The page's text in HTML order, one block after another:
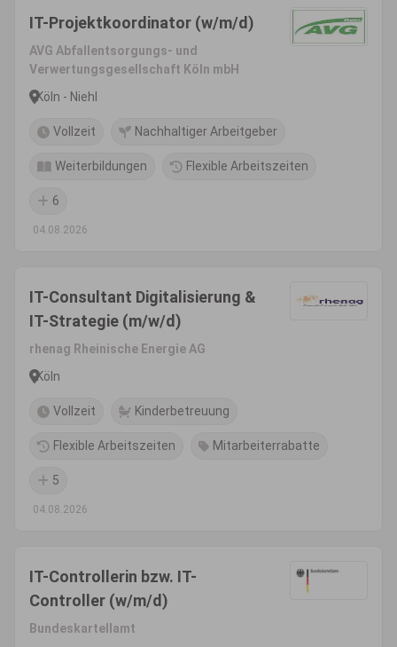
IT-Projektkoordinator (w/m/d)
AVG Abfallentsorgungs- und
Verwertungsgesellschaft Köln mbH
Köln - Niehl
Vollzeit Nachhaltiger Arbeitgeber
Weiterbildungen Flexible Arbeitszeiten
6
04.08.2026
IT-Consultant Digitalisierung &
IT-Strategie (m/w/d)
rhenag Rheinische Energie AG
Köln
Vollzeit Kinderbetreuung
Flexible Arbeitszeiten Mitarbeiterrabatte
5
04.08.2026
IT-Controllerin bzw. IT-
Controller (w/m/d)
Bundeskartellamt